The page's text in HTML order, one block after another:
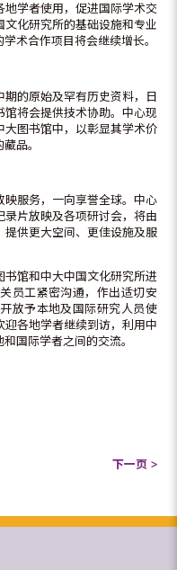
学者使用，促进国际学术交
化研究所的基础设施和专业
术合作项目将会继续增长。
的原始及罕有历史资料，日
将会提供技术协助。中心现
图书馆中，以彰显其学术价
品。
服务，一向享誉全球。中心
片放映及各项研讨会，将由
供更大空间、更佳设施及服
馆和中大中国文化研究所进
员工紧密沟通，作出适切安
放予本地及国际研究人员使
各地学者继续到访，利用中
国际学者之间的交流。
下一页 >